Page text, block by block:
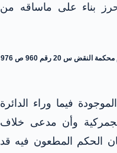
بناء على ماساقه من
( نقض جنائى فى 30 يونية سنة 1969 مجموعة أحكام محكمة النقض س 20 رقم 960 ص 976
فيما وراء الدائرة
وأن مدعى خلاف
الحكم المطعون فيه قد